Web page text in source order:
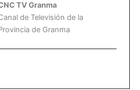
TV Granma
de Televisión de la
de Granma